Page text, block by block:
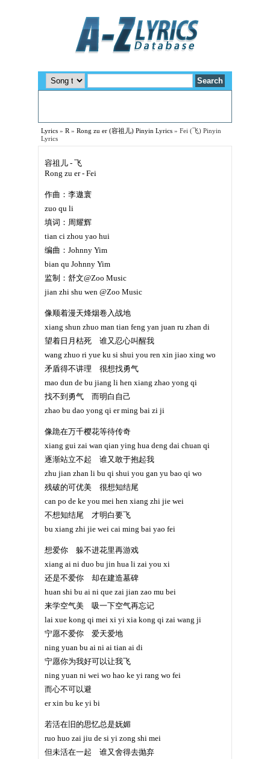
Lyrics » R » Rong zu er (容祖儿) Pinyin Lyrics » Fei (飞) Pinyin
Lyrics
容祖儿 - 飞
Rong zu er - Fei
作曲：李遨寰
zuo qu li
填词：周耀辉
tian ci zhou yao hui
编曲：Johnny Yim
bian qu Johnny Yim
监制：舒文@Zoo Music
jian zhi shu wen @Zoo Music
像顺着漫天烽烟卷入战地
xiang shun zhuo man tian feng yan juan ru zhan di
望着日月枯死 谁又忍心叫醒我
wang zhuo ri yue ku si shui you ren xin jiao xing wo
矛盾得不讲理 很想找勇气
mao dun de bu jiang li hen xiang zhao yong qi
找不到勇气 而明白自己
zhao bu dao yong qi er ming bai zi ji
像跪在万千樱花等待传奇
xiang gui zai wan qian ying hua deng dai chuan qi
逐渐站立不起 谁又敢于抱起我
zhu jian zhan li bu qi shui you gan yu bao qi wo
残破的可优美 很想知结尾
can po de ke you mei hen xiang zhi jie wei
不想知结尾 才明白要飞
bu xiang zhi jie wei cai ming bai yao fei
想爱你 躲不进花里再游戏
xiang ai ni duo bu jin hua li zai you xi
还是不爱你 却在建造墓碑
huan shi bu ai ni que zai jian zao mu bei
来学空气美 吸一下空气再忘记
lai xue kong qi mei xi yi xia kong qi zai wang ji
宁愿不爱你 爱天爱地
ning yuan bu ai ni ai tian ai di
宁愿你为我好可以让我飞
ning yuan ni wei wo hao ke yi rang wo fei
而心不可以避
er xin bu ke yi bi
若活在旧的思忆总是妩媚
ruo huo zai jiu de si yi zong shi mei
但未活在一起 谁又舍得去抛弃